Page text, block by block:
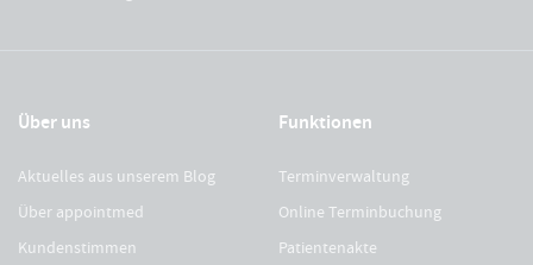
Über uns
Aktuelles aus unserem Blog
Über appointmed
Kundenstimmen
Funktionen
Terminverwaltung
Online Terminbuchung
Patientenakte